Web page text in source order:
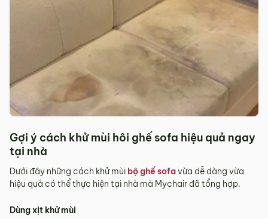
Gợi ý cách khử mùi hôi ghế sofa hiệu quả ngay
tại nhà
Dưới đây những cách khử mùi bộ ghế sofavừa dễ dàng vừa
hiệu quả có thể thực hiện tại nhà mà Mychair đã tổng hợp.
Dùng xịt khử mùi